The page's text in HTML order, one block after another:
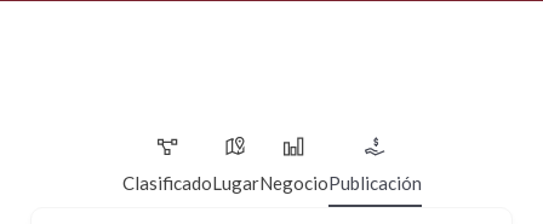
ClasificadoLugarNegocioPublicación